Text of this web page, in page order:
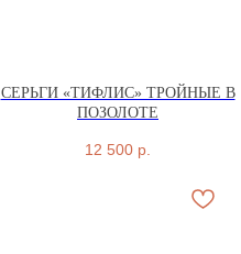
СЕРЬГИ «ТИФЛИС» ТРОЙНЫЕ В
ПОЗОЛОТЕ
12 500 р.